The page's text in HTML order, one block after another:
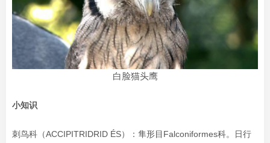
白脸猫头鹰
小知识
刺鸟科（ACCIPITRIDRID ÉS）：隼形目Falconiformes科。日行